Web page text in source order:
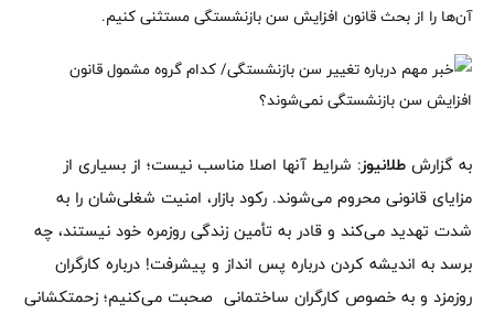
آن‌ها را از بحث قانون افزایش سن بازنشستگی مستثنی کنیم.
به گزارش طلانیوز: شرایط آنها اصلا مناسب نیست؛ از بسیاری از
مزایای قانونی محروم می‌شوند. رکود بازار، امنیت شغلی‌شان را به
شدت تهدید می‌کند و قادر به تأمین زندگی روزمره خود نیستند، چه
برسد به اندیشه کردن درباره پس انداز و پیشرفت! درباره کارگران
روزمزد و به خصوص کارگران ساختمانی صحبت می‌کنیم؛ زحمتکشانی